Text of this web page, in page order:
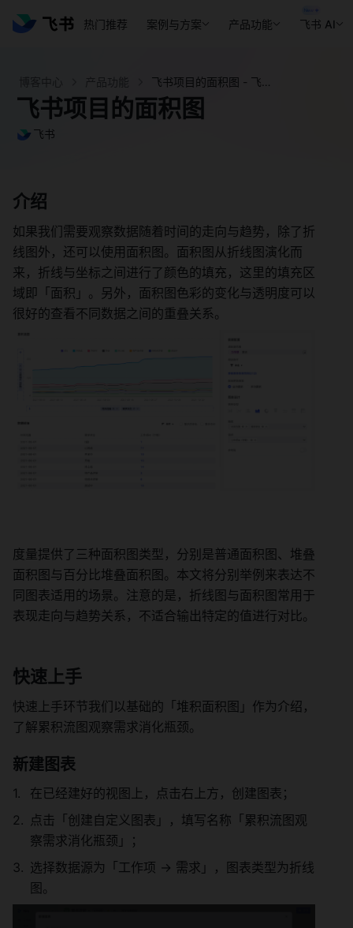
热门推荐 案例与方案 产品功能 飞书 AI
飞书项目的面积图
飞书
介绍
如果我们需要观察数据随着时间的走向与趋势，除了折
线图外，还可以使用面积图。面积图从折线图演化而
来，折线与坐标之间进行了颜色的填充，这里的填充区
域即「面积」。另外，面积图色彩的变化与透明度可以
很好的查看不同数据之间的重叠关系。
度量提供了三种面积图类型，分别是普通面积图、堆叠
面积图与百分比堆叠面积图。本文将分别举例来表达不
同图表适用的场景。注意的是，折线图与面积图常用于
快速上手
快速上手环节我们以基础的「堆积面积图」作为介绍，
了解累积流图观察需求消化瓶颈。
新建图表
在已经建好的视图上，点击右上方，创建图表；
点击「创建自定义图表」，填写名称「累积流图观
察需求消化瓶颈」；
选择数据源为「工作项 → 需求」，图表类型为折线
图。